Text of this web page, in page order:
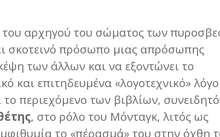
του αρχηγού του σώματος των
σκοτεινό πρόσωπο μιας απρόσωπης
των άλλων και να εξοντώνει το
και επιτηδευμένα «λογοτεχνικό»
περιεχόμενο των βιβλίων,
, στο ρόλο του Μόνταγκ, λιτός ως
το «πέρασμά» του στην όχθη